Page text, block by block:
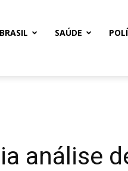
BRASIL SAÚDE
análise